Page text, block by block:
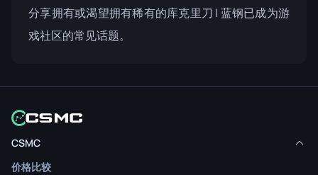
分享拥有或渴望拥有稀有的库克里刀 | 蓝钢已成为游
戏社区的常见话题。
CSMC
价格比较